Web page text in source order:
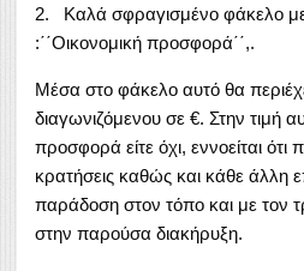
2. Καλά σφραγισμένο φάκελο με
:΄΄Οικονομική προσφορά΄΄,.
Μέσα στο φάκελο αυτό θα
διαγωνιζόμενου σε €. Στην τιμή
προσφορά είτε όχι, εννοείται ότι
κρατήσεις καθώς και κάθε άλλη
παράδοση στον τόπο και με τον
στην παρούσα διακήρυξη.